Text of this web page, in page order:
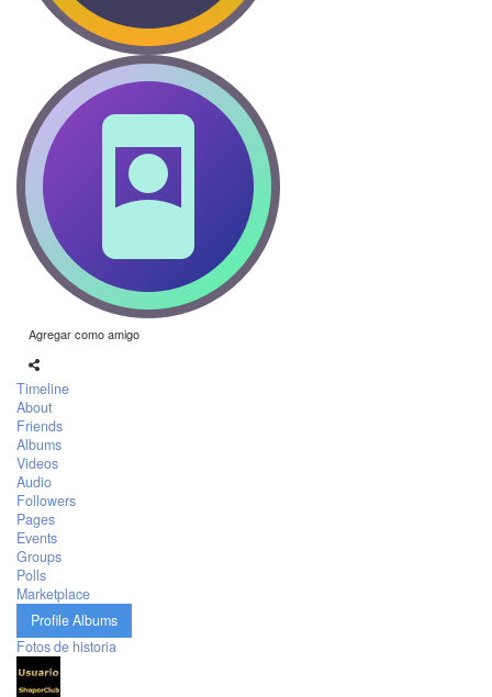
Agregar como amigo
Timeline
About
Friends
Albums
Videos
Audio
Followers
Pages
Events
Groups
Polls
Marketplace
Profile Albums
Fotos de historia